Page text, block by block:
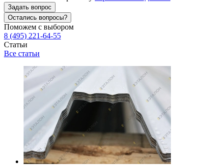
Задать вопрос
Остались вопросы?
Поможем с выбором
8 (495) 221-64-55
Статьи
Все статьи